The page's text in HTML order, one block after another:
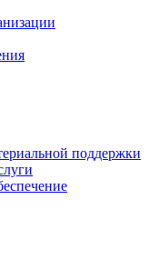
поддержки